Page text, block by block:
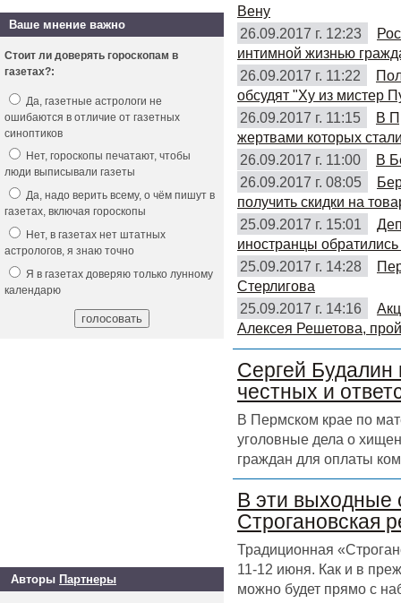
Вену
26.09.2017 г. 12:23
интимной жизнью
26.09.2017 г. 11:22
обсудят "Ху из мистер
26.09.2017 г. 11:15
В
жертвами которых
26.09.2017 г. 11:00
В
26.09.2017 г. 08:05
получить скидки на
25.09.2017 г. 15:01
иностранцы обратились
25.09.2017 г. 14:28
Стерлигова
25.09.2017 г. 14:16
Алексея Решетова,
Сергей Будалин
честных и
В Пермском крае по
уголовные дела о
граждан для оплаты
В эти выходные
Строгановская
Традиционная
11-12 июня. Как и в
можно будет прямо с
Ваше мнение важно
Стоит ли доверять гороскопам в
газетах?:
Да, газетные астрологи не
ошибаются в отличие от газетных
синоптиков
Нет, гороскопы печатают, чтобы
люди выписывали газеты
Да, надо верить всему, о чём пишут в
газетах, включая гороскопы
Нет, в газетах нет штатных
астрологов, я знаю точно
Я в газетах доверяю только лунному
календарю
Авторы Партнеры